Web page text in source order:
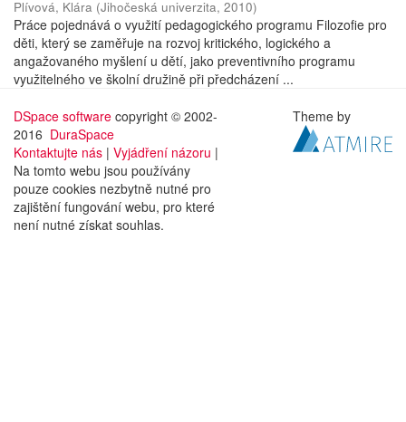
Plívová, Klára (Jihočeská univerzita, 2010)
Práce pojednává o využití pedagogického programu Filozofie pro
děti, který se zaměřuje na rozvoj kritického, logického a
angažovaného myšlení u dětí, jako preventivního programu
využitelného ve školní družině při předcházení ...
DSpace software copyright © 2002-
2016 DuraSpace
Kontaktujte nás | Vyjádření názoru |
Na tomto webu jsou používány
pouze cookies nezbytně nutné pro
zajištění fungování webu, pro které
není nutné získat souhlas.
Theme by